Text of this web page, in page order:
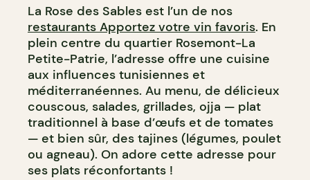
La Rose des Sables est l’un de nos
restaurants Apportez votre vin favoris. En
plein centre du quartier Rosemont-La
Petite-Patrie, l’adresse offre une cuisine
aux influences tunisiennes et
méditerranéennes. Au menu, de délicieux
couscous, salades, grillades, ojja — plat
traditionnel à base d’œufs et de tomates
— et bien sûr, des tajines (légumes, poulet
ou agneau). On adore cette adresse pour
ses plats réconfortants !